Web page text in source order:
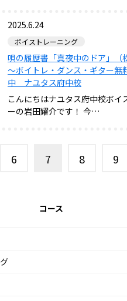
2025.6.24
ボイストレーニング
唄の履歴書「真夜中のドア」（
～ボイトレ・ダンス・ギター無
中 ナユタス府中校
こんにちはナユタス府中校ボイ
ーの岩田耀介です！ 今…
6 7 8 9
コース